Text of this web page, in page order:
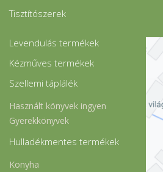
Tisztítószerek
Levendulás termékek
Kézműves termékek
Szellemi táplálék
Használt könyvek ingyen
Gyerekkönyvek
Hulladékmentes termékek
Konyha